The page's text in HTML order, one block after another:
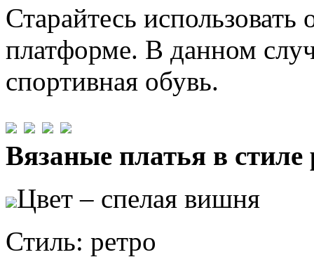
Старайтесь использовать
платформе. В данном
спортивная обувь.
Вязаные платья в стиле
Цвет – спелая вишня
Стиль: ретро